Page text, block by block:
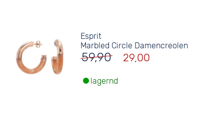
Esprit
Marbled Circle Damencreolen
59,90 29,00
lagernd